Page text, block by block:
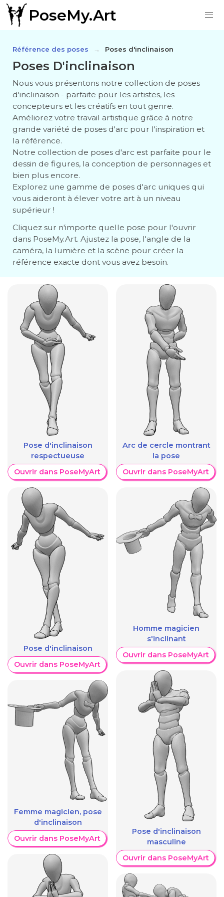
PoseMy.Art
Référence des poses Poses d'inclinaison
Poses D'inclinaison
Nous vous présentons notre collection de poses
d'inclinaison - parfaite pour les artistes, les
concepteurs et les créatifs en tout genre.
Améliorez votre travail artistique grâce à notre
grande variété de poses d'arc pour l'inspiration et
la référence.
Notre collection de poses d'arc est parfaite pour le
dessin de figures, la conception de personnages et
bien plus encore.
Explorez une gamme de poses d'arc uniques qui
vous aideront à élever votre art à un niveau
supérieur !
Cliquez sur n'importe quelle pose pour l'ouvrir
dans PoseMy.Art. Ajustez la pose, l'angle de la
caméra, la lumière et la scène pour créer la
référence exacte dont vous avez besoin.
Pose d'inclinaison
respectueuse
Ouvrir dans PoseMyArt
Pose d'inclinaison
Ouvrir dans PoseMyArt
Femme magicien, pose
d'inclinaison
Ouvrir dans PoseMyArt
Arc de cercle montrant
la pose
Ouvrir dans PoseMyArt
Homme magicien
s'inclinant
Ouvrir dans PoseMyArt
Pose d'inclinaison
masculine
Ouvrir dans PoseMyArt